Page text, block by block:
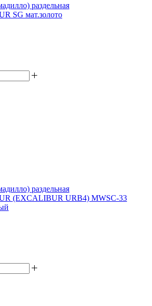
раздельная
SG мат.золото
раздельная
(EXCALIBUR URB4) MWSC-33